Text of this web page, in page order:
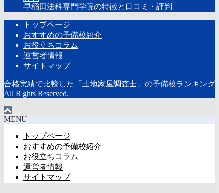
早稲田法科専門学院の特徴と口コミ・評判
トップページ
おすすめの予備校紹介
お役立ちコラム
運営者情報
サイトマップ
合格実績で比較した「土地家屋調査士」の予備校ランキング
All Rights Reserved.
MENU
トップページ
おすすめの予備校紹介
お役立ちコラム
運営者情報
サイトマップ